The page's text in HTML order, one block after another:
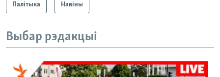
Палітыка Навіны
Выбар рэдакцыі